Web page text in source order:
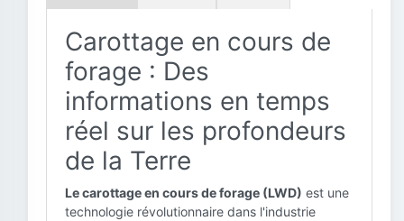
Carottage en cours de
forage : Des
informations en temps
réel sur les profondeurs
de la Terre
Le carottage en cours de forage (LWD) est une
technologie révolutionnaire dans l'industrie